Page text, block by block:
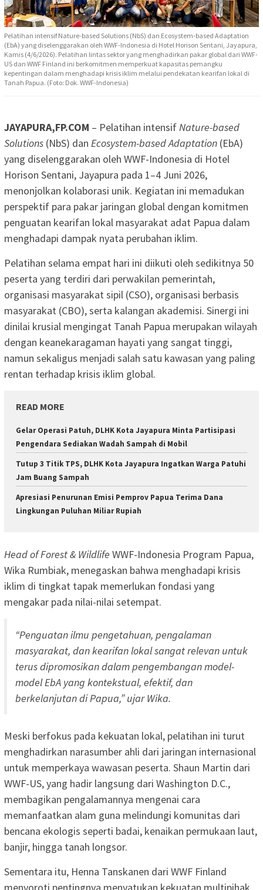
Pelatihan intensif Nature-based Solutions (NbS) dan Ecosystem-based Adaptation
(EbA) yang diselenggarakan oleh WWF-Indonesia di Hotel Horison Sentani, Jayapura,
Kamis (4/6/2026). Pelatihan lintas sektor yang menghadirkan pakar global dari WWF-
US dan WWF Finland ini berkomitmen memperkuat kapasitas pemangku
kepentingan dalam menghadapi krisis iklim melalui pendekatan kearifan lokal di
Tanah Papua. (Foto: Dok. WWF-Indonesia)
JAYAPURA,FP.COM – Pelatihan intensifNature-based
Solutions (NbS) dan Ecosystem-based Adaptation (EbA)
yang diselenggarakan oleh WWF-Indonesia di Hotel
Horison Sentani, Jayapura pada 1–4 Juni 2026,
menonjolkan kolaborasi unik. Kegiatan ini memadukan
perspektif para pakar jaringan global dengan komitmen
penguatan kearifan lokal masyarakat adat Papua dalam
menghadapi dampak nyata perubahan iklim.
Pelatihan selama empat hari ini diikuti oleh sedikitnya 50
peserta yang terdiri dari perwakilan pemerintah,
organisasi masyarakat sipil (CSO), organisasi berbasis
masyarakat (CBO), serta kalangan akademisi. Sinergi ini
dinilai krusial mengingat Tanah Papua merupakan wilayah
dengan keanekaragaman hayati yang sangat tinggi,
namun sekaligus menjadi salah satu kawasan yang paling
rentan terhadap krisis iklim global.
READ MORE
Gelar Operasi Patuh, DLHK Kota Jayapura Minta Partisipasi
Pengendara Sediakan Wadah Sampah di Mobil
Tutup 3 Titik TPS, DLHK Kota Jayapura Ingatkan Warga Patuhi
Jam Buang Sampah
Apresiasi Penurunan Emisi Pemprov Papua Terima Dana
Lingkungan Puluhan Miliar Rupiah
Head of Forest & Wildlife WWF-Indonesia Program Papua,
Wika Rumbiak, menegaskan bahwa menghadapi krisis
iklim di tingkat tapak memerlukan fondasi yang
mengakar pada nilai-nilai setempat.
“Penguatan ilmu pengetahuan, pengalaman
masyarakat, dan kearifan lokal sangat relevan untuk
terus dipromosikan dalam pengembangan model-
model EbA yang kontekstual, efektif, dan
berkelanjutan di Papua,” ujar Wika.
Meski berfokus pada kekuatan lokal, pelatihan ini turut
menghadirkan narasumber ahli dari jaringan internasional
untuk memperkaya wawasan peserta. Shaun Martin dari
WWF-US, yang hadir langsung dari Washington D.C.,
membagikan pengalamannya mengenai cara
memanfaatkan alam guna melindungi komunitas dari
bencana ekologis seperti badai, kenaikan permukaan laut,
banjir, hingga tanah longsor.
Sementara itu, Henna Tanskanen dari WWF Finland